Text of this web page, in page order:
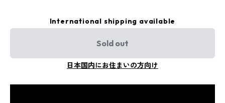
International shipping available
Sold out
日本国内にお住まいの方向け